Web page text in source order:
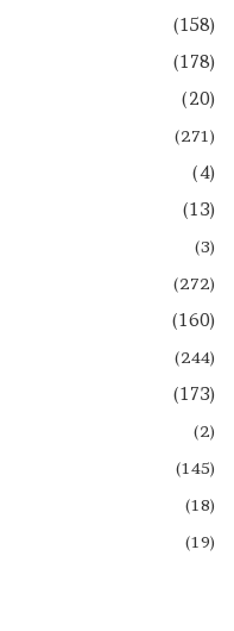
(158)
(178)
(20)
(271)
(4)
(13)
(3)
(272)
(160)
(244)
(173)
(2)
(145)
(18)
(19)